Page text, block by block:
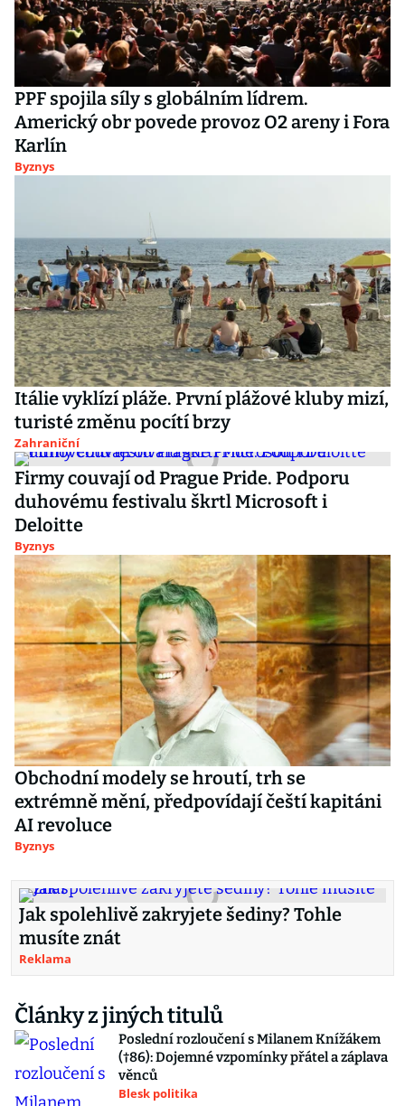
PPF spojila síly s globálním lídrem.
Americký obr povede provoz O2 areny i Fora
Karlín
Byznys
Itálie vyklízí pláže. První plážové kluby mizí,
turisté změnu pocítí brzy
Zahraniční
Firmy couvají od Prague Pride. Podporu
duhovému festivalu škrtl Microsoft i
Deloitte
Byznys
Obchodní modely se hroutí, trh se
extrémně mění, předpovídají čeští kapitáni
AI revoluce
Byznys
Jak spolehlivě zakryjete šediny? Tohle
musíte znát
Reklama
Články z jiných titulů
Poslední rozloučení s Milanem Knížákem
(†86): Dojemné vzpomínky přátel a záplava
věnců
Blesk politika